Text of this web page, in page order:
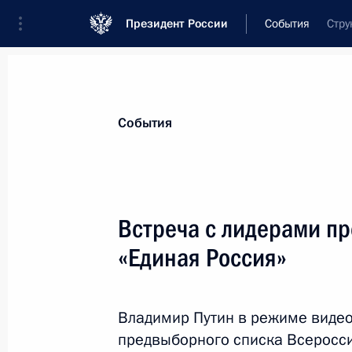
Президент России События
Новости
Послания Федеральному Собранию
Заявления по важнейшим вопросам
Речи и обращения
События
Встреча с лидерами
«Единая Россия»
Владимир Путин в режиме
предвыборного списка